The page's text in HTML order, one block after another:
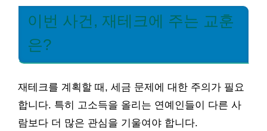
이번 사건, 재테크에 주는 교훈
은?
재테크를 계획할 때, 세금 문제에 대한 주의가 필요
합니다. 특히 고소득을 올리는 연예인들이 다른 사
람보다 더 많은 관심을 기울여야 합니다.